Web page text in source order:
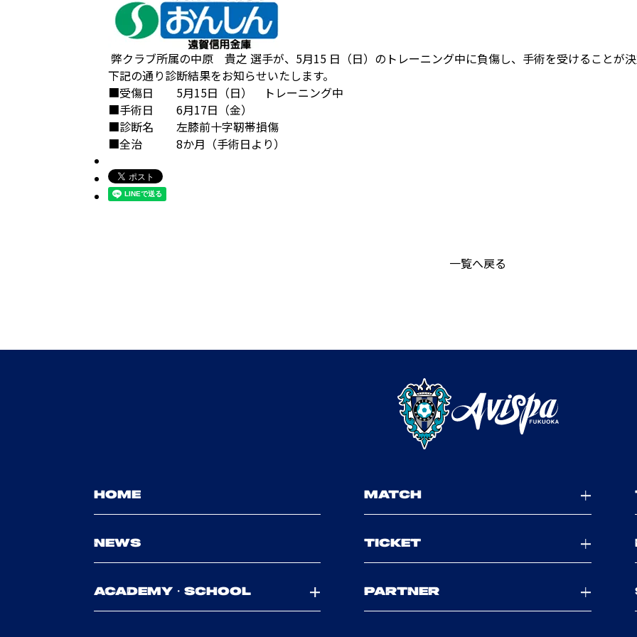
弊クラブ所属の中原 貴之 選手が、5月15 日（日）のトレーニング中に負傷し、手術を受けることが決
下記の通り診断結果をお知らせいたします。
■受傷日 5月15日（日） トレーニング中
■手術日 6月17日（金）
■診断名 左膝前十字靭帯損傷
■全治 8か月（手術日より）
一覧へ戻る
HOME MATCH
NEWS TICKET
ACADEMY・SCHOOL PARTNER